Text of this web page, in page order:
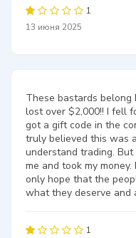
1
13 июня 2025
These bastards belong
lost over $2,000!! I fell
got a gift code in the
truly believed this was
understand trading.
me and took my money.
only hope that the
what they deserve and
1